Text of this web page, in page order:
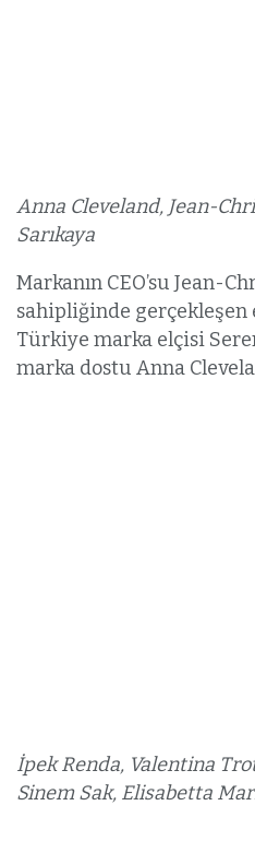
Anna Cleveland, Jean-
Sarıkaya
Markanın CEO’su Jean-
sahipliğinde
Türkiye marka elçisi
marka dostu Anna
İpek Renda, Valentina
Sinem Sak, Elisabetta